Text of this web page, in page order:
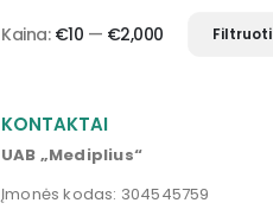
Filtruoti
Kaina: €10 — €2,000
KONTAKTAI
UAB „Mediplius“
Įmonės kodas: 304545759